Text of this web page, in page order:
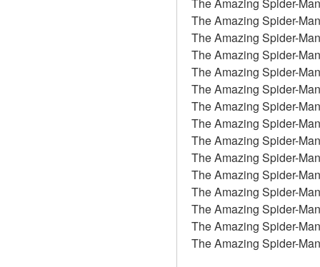
The Amazing Spider-
The Amazing Spider-
The Amazing Spider-
The Amazing Spider-
The Amazing Spider-
The Amazing Spider-
The Amazing Spider-
The Amazing Spider-
The Amazing Spider-
The Amazing Spider-
The Amazing Spider-
The Amazing Spider-
The Amazing Spider-
The Amazing Spider-
The Amazing Spider-